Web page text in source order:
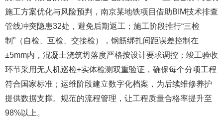
施工方案优化与风险预判，南京某地铁项目借助BIM技术排查
管线冲突隐患32处，避免后期返工；施工阶段推行“三检
制”（自检、互检、交接检），钢筋绑扎间距误差控制在
±5mm内，混凝土浇筑坍落度严格按设计要求调控；竣工验收
环节采用无人机巡检+实体检测双重验证，确保每个分项工程
符合国家标准；运维阶段建立数字化档案，为后续维修养护
提供数据支撑。规范的流程管理，让工程质量合格率提升至
98%以上。